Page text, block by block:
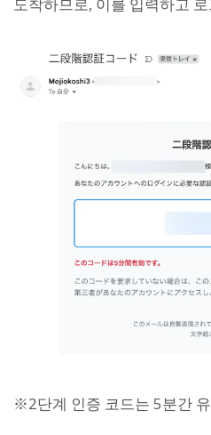
도착하므로, 이를 입력하고
※2단계 인증 코드는 5분간